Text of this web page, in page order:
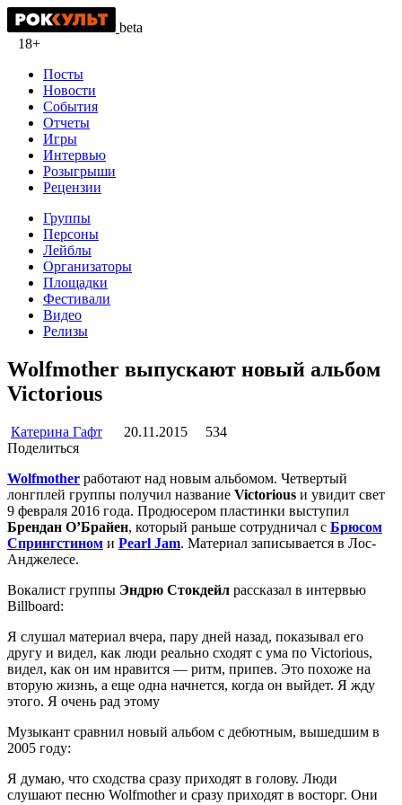
beta
18+
Посты
Новости
События
Отчеты
Игры
Интервью
Розыгрыши
Рецензии
Группы
Персоны
Лейблы
Организаторы
Площадки
Фестивали
Видео
Релизы
Wolfmother выпускают новый альбом
Victorious
Катерина Гафт 20.11.2015
534
Поделиться
Wolfmother работают над новым альбомом. Четвертый
лонгплей группы получил название Victorious и увидит свет
9 февраля 2016 года. Продюсером пластинки выступил
Брендан О’Брайен, который раньше сотрудничал с Брюсом
Спрингстином и Pearl Jam. Материал записывается в Лос-
Анджелесе.
Вокалист группы Эндрю Стокдейл рассказал в интервью
Billboard:
Я слушал материал вчера, пару дней назад, показывал его
другу и видел, как люди реально сходят с ума по Victorious,
видел, как он им нравится — ритм, припев. Это похоже на
вторую жизнь, а еще одна начнется, когда он выйдет. Я жду
этого. Я очень рад этому
Музыкант сравнил новый альбом с дебютным, вышедшим в
2005 году:
Я думаю, что сходства сразу приходят в голову. Люди
слушают песню Wolfmother и сразу приходят в восторг. Они